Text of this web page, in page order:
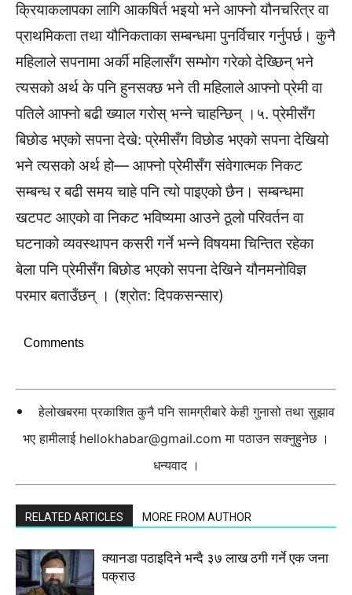
क्रियाकलापका लागि आकषिर्त भइयो भने आफ्नो यौनचरित्र वा
प्राथमिकता तथा यौनिकताका सम्बन्धमा पुनर्विचार गर्नुपर्छ। कुनै
महिलाले सपनामा अर्की महिलासँग सम्भोग गरेको देख्छिन् भने
त्यसको अर्थ के पनि हुनसक्छ भने ती महिलाले आफ्नो प्रेमी वा
पतिले आफ्नो बढी ख्याल गरोस् भन्ने चाहन्छिन् ।५. प्रेमीसँग
बिछोड भएको सपना देखे: प्रेमीसँग विछोड भएको सपना देखियो
भने त्यसको अर्थ हो— आफ्नो प्रेमीसँग संवेगात्मक निकट
सम्बन्ध र बढी समय चाहे पनि त्यो पाइएको छैन। सम्बन्धमा
खटपट आएको वा निकट भविष्यमा आउने ठूलो परिवर्तन वा
घटनाको व्यवस्थापन कसरी गर्ने भन्ने विषयमा चिन्तित रहेका
बेला पनि प्रेमीसँग बिछोड भएको सपना देखिने यौनमनोविज्ञ
परमार बताउँछन् । (श्रोत: दिपकसन्सार)
Comments
हेलोखबरमा प्रकाशित कुनै पनि सामग्रीबारे केही गुनासो तथा सुझाव
भए हामीलाई hellokhabar@gmail.com मा पठाउन सक्नुहुनेछ ।
धन्यवाद ।
RELATED ARTICLES MORE FROM AUTHOR
क्यानडा पठाइदिने भन्दै ३७ लाख ठगी गर्ने एक जना
पक्राउ